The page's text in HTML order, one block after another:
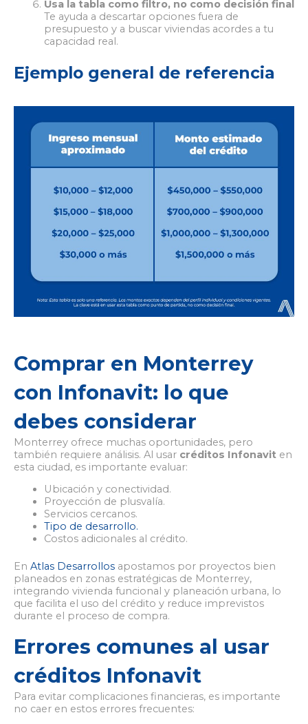
Usa la tabla como filtro, no como decisión final
Te ayuda a descartar opciones fuera de
presupuesto y a buscar viviendas acordes a tu
capacidad real.
Ejemplo general de referencia
Comprar en Monterrey
con Infonavit: lo que
debes considerar
Monterrey ofrece muchas oportunidades, pero
también requiere análisis. Al usar créditos Infonavit en
esta ciudad, es importante evaluar:
Ubicación y conectividad.
Proyección de plusvalía.
Servicios cercanos.
Tipo de desarrollo.
Costos adicionales al crédito.
En Atlas Desarrollos apostamos por proyectos bien
planeados en zonas estratégicas de Monterrey,
integrando vivienda funcional y planeación urbana, lo
que facilita el uso del crédito y reduce imprevistos
durante el proceso de compra.
Errores comunes al usar
créditos Infonavit
Para evitar complicaciones financieras, es importante
no caer en estos errores frecuentes: